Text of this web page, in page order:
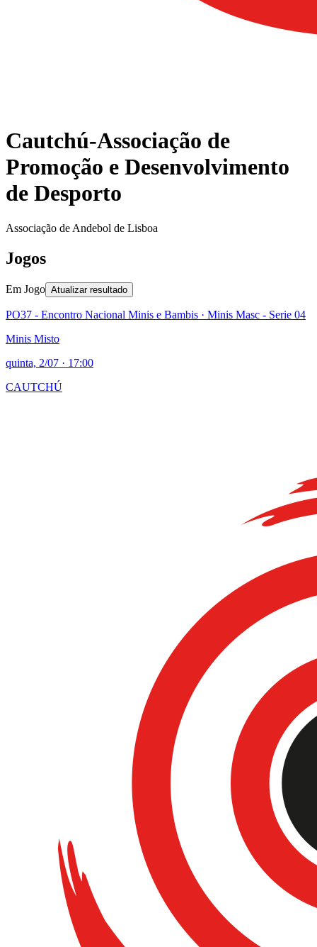
Cautchú-Associação de
Promoção e Desenvolvimento
de Desporto
Associação de Andebol de Lisboa
Jogos
Em Jogo Atualizar resultado
PO37 - Encontro Nacional Minis e Bambis · Minis Masc - Serie 04
Minis Misto
quinta, 2/07 · 17:00
CAUTCHÚ